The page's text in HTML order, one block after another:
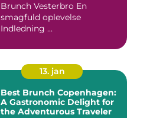
Brunch Vesterbro En
smagfuld oplevelse
Indledning ...
13. jan
Best Brunch Copenhagen:
A Gastronomic Delight for
the Adventurous Traveler